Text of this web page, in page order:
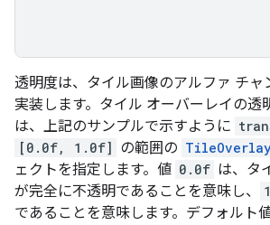
透明度は、タイル画像のアルファ チャ
実装します。タイル オーバーレイの透
は、上記のサンプルで示すように
[0.0f, 1.0f]
の範囲の
ェクトを指定します。値 0.0f は、タ
が完全に不透明であることを意味し、
であることを意味します。デフォルト